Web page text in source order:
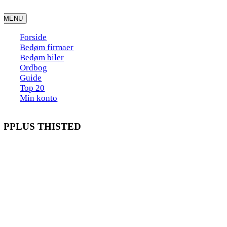
to
content
MENU
Forside
Bedøm firmaer
Bedøm biler
Ordbog
Guide
Top 20
Min konto
THISTED